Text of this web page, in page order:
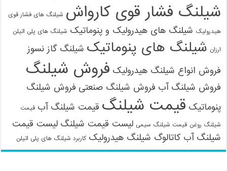
شیلنگ فشار قوی کارواش شیلنگ های فشار قوی
هیدرولیک شیلنگ های هیدرولیک و پنوماتیک شیلنگ های پلی اتیلن
ارزان شیلنگ های پنوماتیک شیلنگ گاز نسوز
فروش انواع شیلنگ هیدرولیک فروش شیلنگ
فروش شیلنگ آب فروش شیلنگ صنعتی فروش شیلنگ
پنوماتیک قیمت شیلنگ قیمت شیلنگ آب قیمت
شیلنگ روغن قیمت شیلنگ سیمی لیست قیمت شیلنگ لیست قیمت
شیلنگ آب کاتالوگ شیلنگ هیدرولیک کاربرد شیلنگ های پلی اتیلن